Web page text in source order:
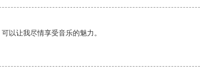
以让我尽情享受音乐的魅力。